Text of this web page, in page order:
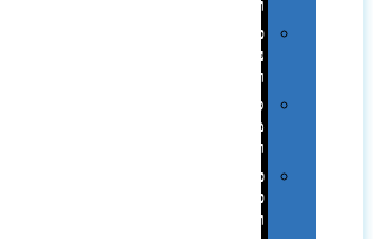
וגאדג'טים
פנאי,
נופש
ונסיעות
סביבת
משרד
ופרימיום
כלים,
פנסים
ורכב